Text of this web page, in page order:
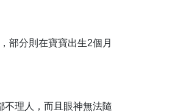
部分則在寶寶出生2個月
不理人，而且眼神無法隨